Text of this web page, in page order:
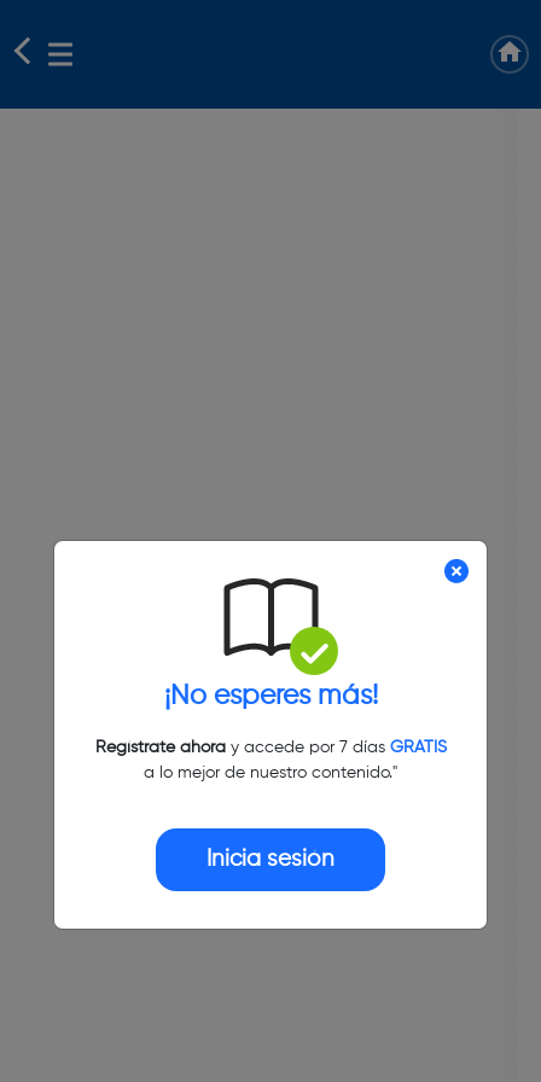
¡No esperes más!
Regístrate ahoray accede por 7 días GRATIS
a lo mejor de nuestro contenido."
Inicia sesión